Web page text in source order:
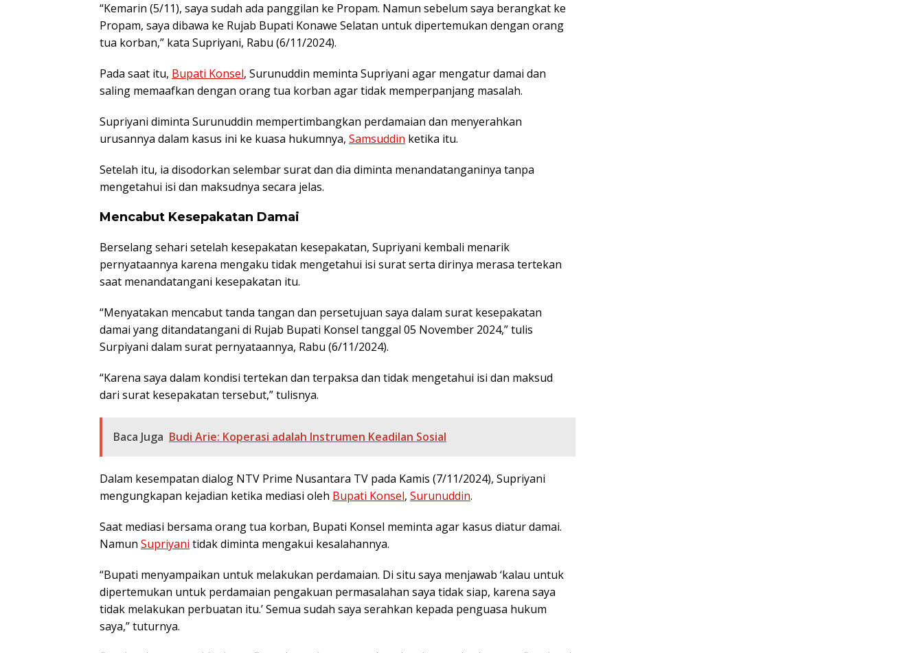
“Kemarin (5/11), saya sudah ada panggilan ke Propam. Namun sebelum saya berangkat ke
Propam, saya dibawa ke Rujab Bupati Konawe Selatan untuk dipertemukan dengan orang
tua korban,” kata Supriyani, Rabu (6/11/2024).
Pada saat itu, Bupati Konsel, Surunuddin meminta Supriyani agar mengatur damai dan
saling memaafkan dengan orang tua korban agar tidak memperpanjang masalah.
Supriyani diminta Surunuddin mempertimbangkan perdamaian dan menyerahkan
urusannya dalam kasus ini ke kuasa hukumnya, Samsuddin ketika itu.
Setelah itu, ia disodorkan selembar surat dan dia diminta menandatanganinya tanpa
mengetahui isi dan maksudnya secara jelas.
Mencabut Kesepakatan Damai
Berselang sehari setelah kesepakatan kesepakatan, Supriyani kembali menarik
pernyataannya karena mengaku tidak mengetahui isi surat serta dirinya merasa tertekan
saat menandatangani kesepakatan itu.
“Menyatakan mencabut tanda tangan dan persetujuan saya dalam surat kesepakatan
damai yang ditandatangani di Rujab Bupati Konsel tanggal 05 November 2024,” tulis
Surpiyani dalam surat pernyataannya, Rabu (6/11/2024).
“Karena saya dalam kondisi tertekan dan terpaksa dan tidak mengetahui isi dan maksud
dari surat kesepakatan tersebut,” tulisnya.
Baca Juga Budi Arie: Koperasi adalah Instrumen Keadilan Sosial
Dalam kesempatan dialog NTV Prime Nusantara TV pada Kamis (7/11/2024), Supriyani
mengungkapan kejadian ketika mediasi oleh Bupati Konsel, Surunuddin.
Saat mediasi bersama orang tua korban, Bupati Konsel meminta agar kasus diatur damai.
Namun Supriyani tidak diminta mengakui kesalahannya.
“Bupati menyampaikan untuk melakukan perdamaian. Di situ saya menjawab ‘kalau untuk
dipertemukan untuk perdamaian pengakuan permasalahan saya tidak siap, karena saya
tidak melakukan perbuatan itu.’ Semua sudah saya serahkan kepada penguasa hukum
saya,” tuturnya.